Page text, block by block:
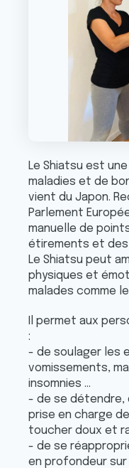
Le Shiatsu est
maladies et de
vient du Japon.
Parlement
manuelle de
étirements et des
Le Shiatsu peut
physiques et
malades comme
Il permet aux
:
- de soulager les
vomissements,
insomnies ...
- de se détendre,
prise en charge
toucher doux et
- de se
en profondeur